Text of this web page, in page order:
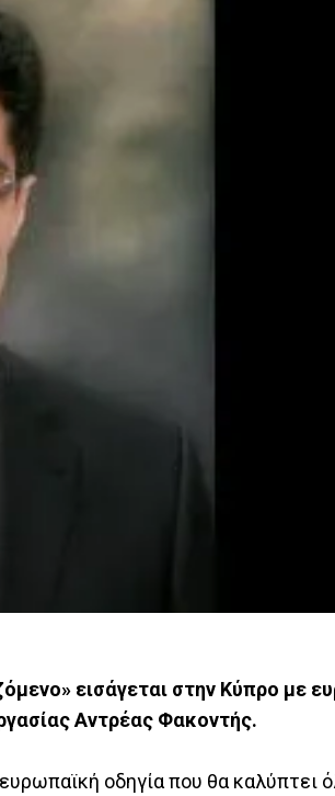
εισάγεται στην Κύπρο με
Αντρέας Φακοντής.
οδηγία που θα καλύπτει